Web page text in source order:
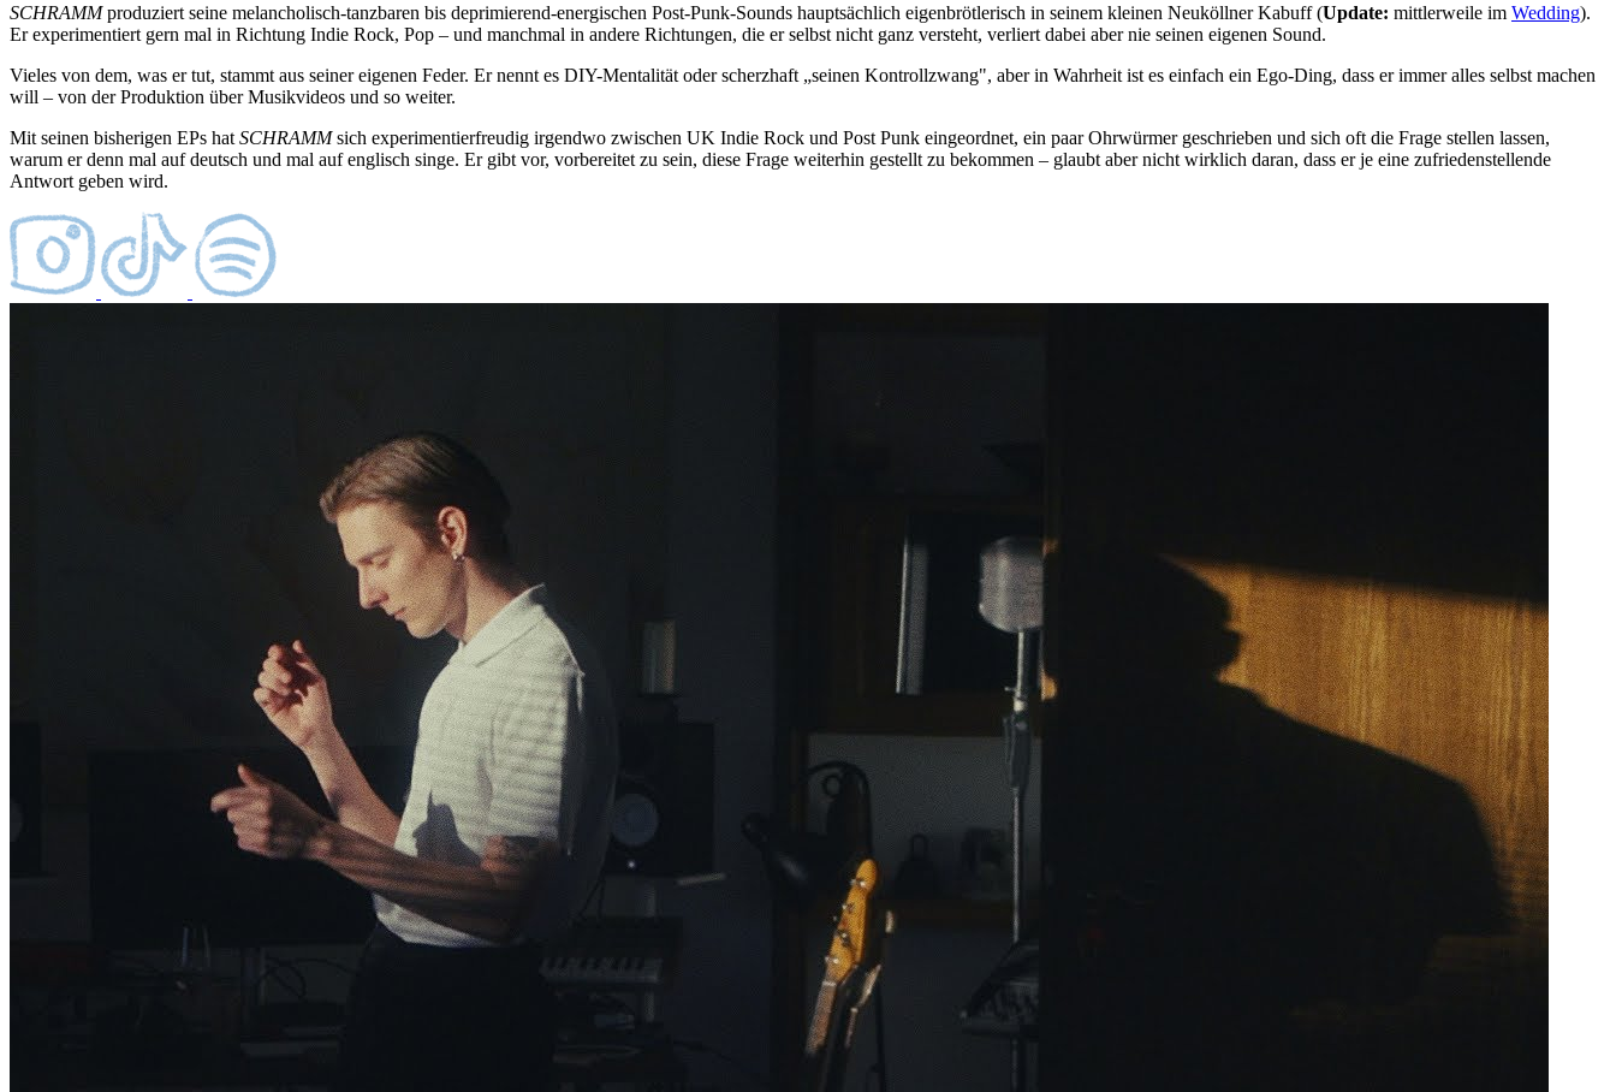
SCHRAMMproduziert seine melancholisch-tanzbaren bis deprimierend-energischen Post-Punk-Sounds hauptsächlich eigenbrötlerisch in seinem kleinen Neuköllner Kabuff (Update: mittlerweile im Wedding).
Er experimentiert gern mal in Richtung Indie Rock, Pop – und manchmal in andere Richtungen, die er selbst nicht ganz versteht, verliert dabei aber nie seinen eigenen Sound.
Vieles von dem, was er tut, stammt aus seiner eigenen Feder. Er nennt es DIY-Mentalität oder scherzhaft „seinen Kontrollzwang", aber in Wahrheit ist es einfach ein Ego-Ding, dass er immer alles selbst machen
will – von der Produktion über Musikvideos und so weiter.
Mit seinen bisherigen EPs hat SCHRAMMsich experimentierfreudig irgendwo zwischen UK Indie Rock und Post Punk eingeordnet, ein paar Ohrwürmer geschrieben und sich oft die Frage stellen lassen,
warum er denn mal auf deutsch und mal auf englisch singe. Er gibt vor, vorbereitet zu sein, diese Frage weiterhin gestellt zu bekommen – glaubt aber nicht wirklich daran, dass er je eine zufriedenstellende
Antwort geben wird.